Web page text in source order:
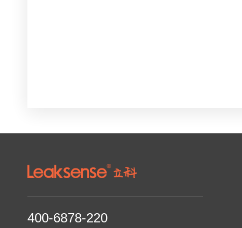
400-6878-220